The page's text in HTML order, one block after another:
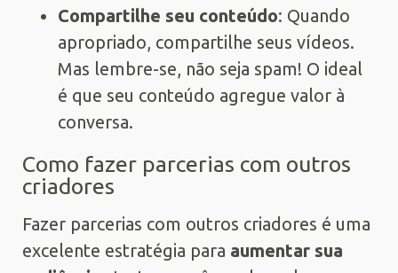
Compartilhe seu conteúdo: Quando
apropriado, compartilhe seus vídeos.
Mas lembre-se, não seja spam! O ideal
é que seu conteúdo agregue valor à
conversa.
Como fazer parcerias com outros
criadores
Fazer parcerias com outros criadores é uma
excelente estratégia para aumentar sua